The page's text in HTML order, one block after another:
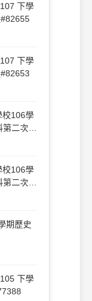
下學
下學
校106學
二次期
校106學
二次期
期歷史
下學